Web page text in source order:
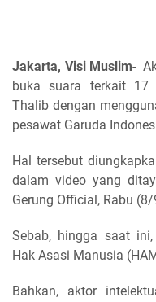
Jakarta, Visi Muslim-
buka suara terkait 17
Thalib dengan
pesawat Garuda
Hal tersebut
dalam video yang
Gerung Official, Rabu
Sebab, hingga saat
Hak Asasi Manusia
Bahkan, aktor